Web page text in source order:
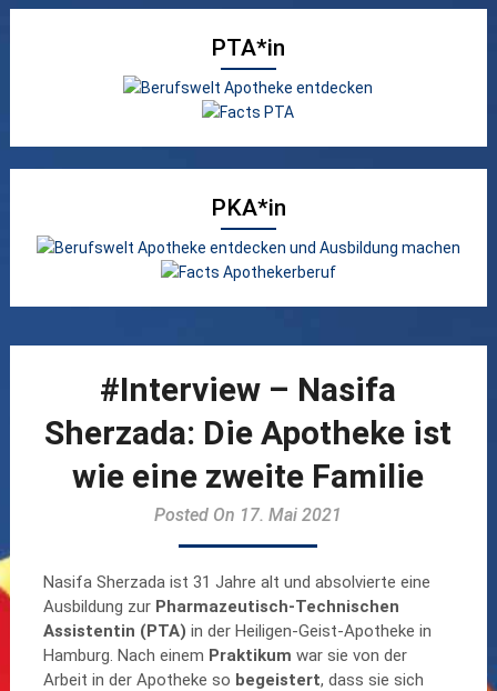
PTA*in
PKA*in
#Interview – Nasifa
Sherzada: Die Apotheke ist
wie eine zweite Familie
Posted On 17. Mai 2021
Nasifa Sherzada ist 31 Jahre alt und absolvierte eine
Ausbildung zur Pharmazeutisch-Technischen
Assistentin (PTA) in der Heiligen-Geist-Apotheke in
Hamburg. Nach einem Praktikum war sie von der
Arbeit in der Apotheke so begeistert, dass sie sich